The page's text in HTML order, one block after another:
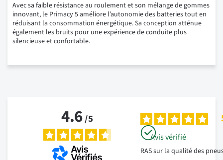
Avec sa faible résistance au roulement et son mélange de gommes
innovant, le Primacy 5 améliore l’autonomie des batteries tout en
réduisant la consommation énergétique. Sa conception atténue
également les bruits pour une expérience de conduite plus
silencieuse et confortable.
4.6/5
Avis vérifié
RAS sur la qualité des